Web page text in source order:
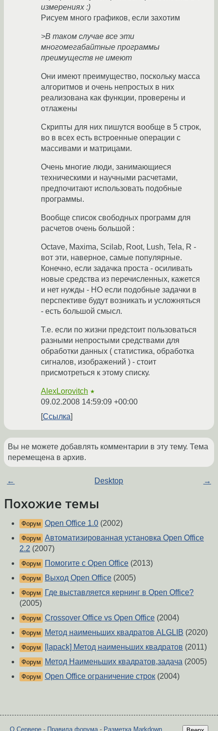
измерениях :)
Рисуем много графиков, если захотим
>В таком случае все эти
многомегабайтные программы
преимуществ не имеют
Они имеют преимущество, поскольку масса
алгоритмов и очень непростых в них
реализована как функции, проверены и
отлажены
Скрипты для них пишутся вообще в 5 строк,
во в всех есть встроенные операции с
массивами и матрицами.
Очень многие люди, занимающиеся
техническими и научными расчетами,
предпочитают использовать подобные
программы.
Вообще список свободных программ для
расчетов очень большой :
Octave, Maxima, Scilab, Root, Lush, Tela, R -
вот эти, наверное, самые популярные.
Конечно, если задачка проста - осиливать
новые средства из перечисленных, кажется
и нет нужды - НО если подобные задачки в
перспективе будут возникать и усложняться
- есть большой смысл.
Т.е. если по жизни предстоит пользоваться
разными непростыми средствами для
обработки данных ( статистика, обработка
сигналов, изображений ) - стоит
присмотреться к этому списку.
AlexLorovitch ★
09.02.2008 14:59:09 +00:00
Ссылка
Вы не можете добавлять комментарии в эту тему. Тема
перемещена в архив.
← Desktop →
Похожие темы
Форум Open Office 1.0 (2002)
Форум Автоматизированная установка Open Office
2.2 (2007)
Форум Помогите с Open Office (2013)
Форум Выход Open Office (2005)
Форум
Где выставляется кернинг в Open Office?
(2005)
Форум Crossover Office vs Open Office (2004)
Форум Метод наименьших квадратов ALGLIB (2020)
Форум [lapack] Метод наименьших квадратов (2011)
Форум Метод Наименьших квадратов,задача (2005)
Форум Open Office ограничение строк (2004)
О Сервере - Правила форума - Разметка Markdown